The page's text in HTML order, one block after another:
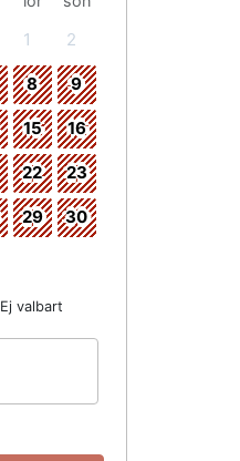
1 2
8 9
15 16
22 23
29 30
Ej valbart